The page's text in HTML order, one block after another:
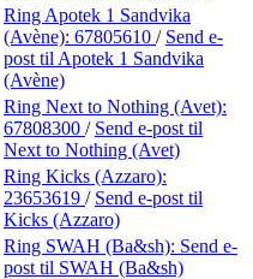
Ring Apotek 1 Sandvika
(Avène): 67805610 / Send e-
post til Apotek 1 Sandvika
(Avène)
Ring Next to Nothing (Avet):
67808300 / Send e-post til
Next to Nothing (Avet)
Ring Kicks (Azzaro):
23653619 / Send e-post til
Kicks (Azzaro)
Ring SWAH (Ba&sh): Send e-
post til SWAH (Ba&sh)